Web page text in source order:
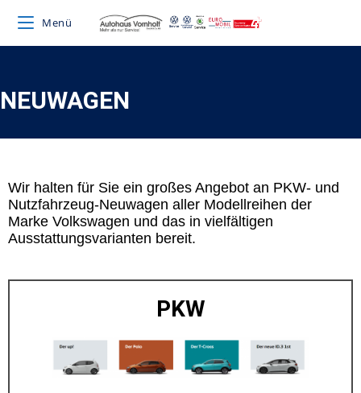
Menü
NEUWAGEN
Wir halten für Sie ein großes Angebot an PKW- und
Nutzfahrzeug-Neuwagen aller Modellreihen der
Marke Volkswagen und das in vielfältigen
Ausstattungsvarianten bereit.
PKW